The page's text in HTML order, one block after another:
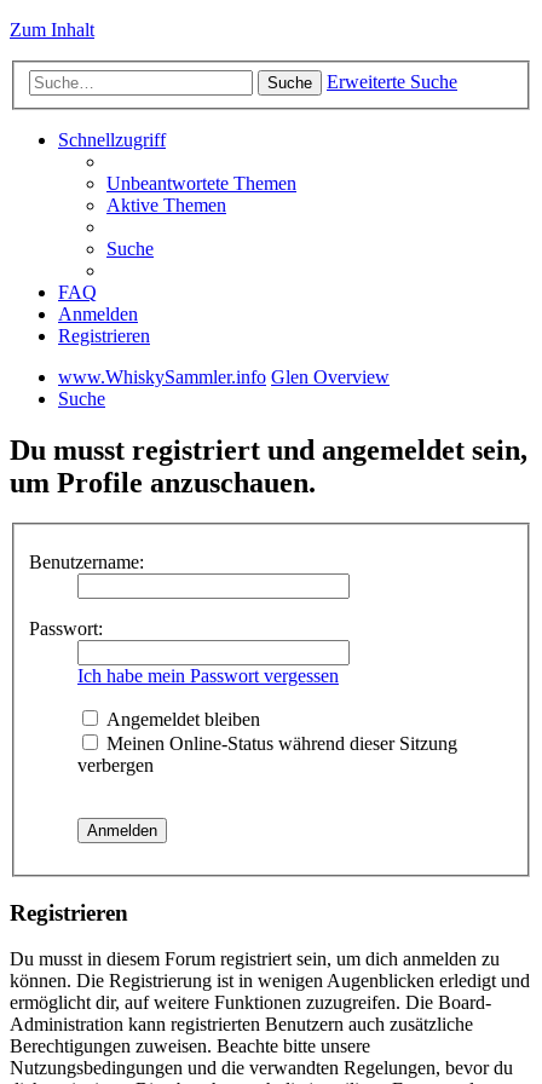
Zum Inhalt
Suche Erweiterte Suche
Schnellzugriff
Unbeantwortete Themen
Aktive Themen
Suche
FAQ
Anmelden
Registrieren
www.WhiskySammler.info Glen Overview
Suche
Du musst registriert und angemeldet sein,
um Profile anzuschauen.
Benutzername:
Passwort:
Ich habe mein Passwort vergessen
Angemeldet bleiben
Meinen Online-Status während dieser Sitzung
verbergen
Registrieren
Du musst in diesem Forum registriert sein, um dich anmelden zu
können. Die Registrierung ist in wenigen Augenblicken erledigt und
ermöglicht dir, auf weitere Funktionen zuzugreifen. Die Board-
Administration kann registrierten Benutzern auch zusätzliche
Berechtigungen zuweisen. Beachte bitte unsere
Nutzungsbedingungen und die verwandten Regelungen, bevor du